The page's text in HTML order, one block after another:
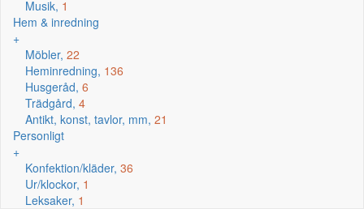
Musik, 1
Hem & inredning
+
Möbler, 22
Heminredning, 136
Husgeråd, 6
Trädgård, 4
Antikt, konst, tavlor, mm, 21
Personligt
+
Konfektion/kläder, 36
Ur/klockor, 1
Leksaker, 1